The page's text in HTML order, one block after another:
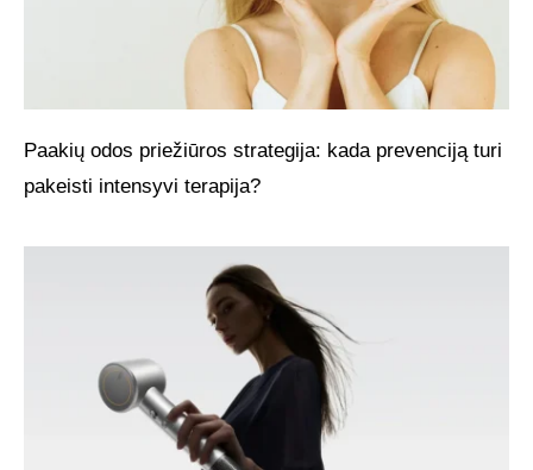
Paakių odos priežiūros strategija: kada prevenciją turi
pakeisti intensyvi terapija?